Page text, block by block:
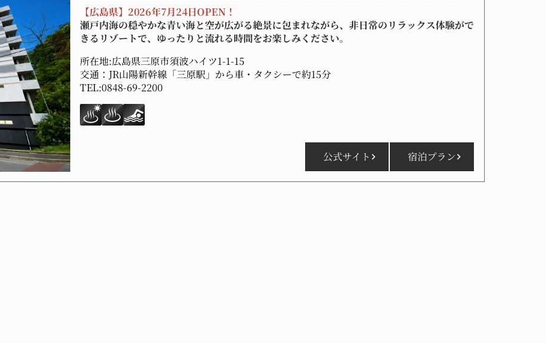
【広島県】2026年7月24日OPEN！
瀬戸内海の穏やかな青い海と空が広がる絶景に包まれながら、非日常のリラックス体験がで
きるリゾートで、ゆったりと流れる時間をお楽しみください。
所在地:広島県三原市須波ハイツ1-1-15
交通：JR山陽新幹線「三原駅」から車・タクシーで約15分
TEL:0848-69-2200
公式サイト 宿泊プラン